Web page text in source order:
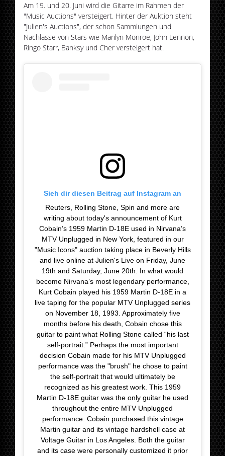
Am 19. und 20. Juni wird die Gitarre im Rahmen der
"Music Auctions" versteigert. Hinter der Auktion steht
"Julien's Auctions", der schon Sammlungen und
Nachlässe von Stars wie Marilyn Monroe, John Lennon,
Ringo Starr, Banksy und Cher versteigert hat.
Sieh dir diesen Beitrag auf Instagram an
Reuters, Rolling Stone, Spin and more are
writing about today's announcement of Kurt
Cobain’s 1959 Martin D-18E used in Nirvana’s
MTV Unplugged in New York, featured in our
"Music Icons" auction taking place in Beverly Hills
and live online at Julien's Live on Friday, June
19th and Saturday, June 20th. In what would
become Nirvana’s most legendary performance,
Kurt Cobain played his 1959 Martin D-18E in a
live taping for the popular MTV Unplugged series
on November 18, 1993. Approximately five
months before his death, Cobain chose this
guitar to paint what Rolling Stone called “his last
self-portrait.” Perhaps the most important
decision Cobain made for his MTV Unplugged
performance was the "brush" he chose to paint
the self-portrait that would ultimately be
recognized as his greatest work. This 1959
Martin D-18E guitar was the only guitar he used
throughout the entire MTV Unplugged
performance. Cobain purchased this vintage
Martin guitar and its vintage hardshell case at
Voltage Guitar in Los Angeles. Both the guitar
and its case were personally customized it prior